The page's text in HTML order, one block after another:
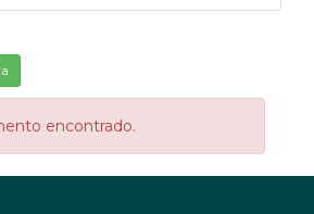
encontrado.